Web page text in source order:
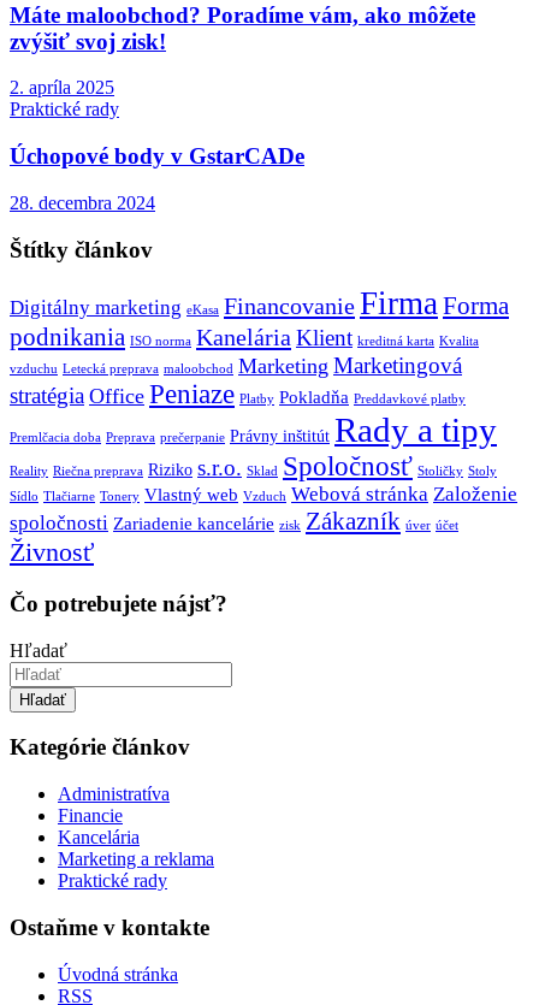
Máte maloobchod? Poradíme vám, ako môžete
zvýšiť svoj zisk!
2. apríla 2025
Praktické rady
Úchopové body v GstarCADe
28. decembra 2024
Štítky článkov
Digitálny marketing eKasa FinancovanieFirmaForma
podnikania ISO norma Kanelária Klient kreditná karta Kvalita
vzduchu Letecká preprava maloobchod Marketing Marketingová
stratégia Office Peniaze Platby Pokladňa Preddavkové platby
Premlčacia doba Preprava prečerpanie Právny inštitút Rady a tipy
Reality Riečna preprava Riziko s.r.o. Sklad Spoločnosť Stoličky Stoly
Sídlo Tlačiarne Tonery Vlastný web Vzduch Webová stránka Založenie
spoločnosti Zariadenie kancelárie zisk Zákazník úver účet
Živnosť
Čo potrebujete nájsť?
Hľadať
Hľadať
Kategórie článkov
Administratíva
Financie
Kancelária
Marketing a reklama
Praktické rady
Ostaňme v kontakte
Úvodná stránka
RSS